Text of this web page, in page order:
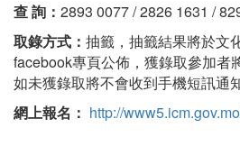
查 詢： 2893 0077 / 2826 1631 /
取錄方式： 抽籤，抽籤結果將於文
facebook專頁公佈，獲錄取參加者
如未獲錄取將不會收到手機短訊通
網上報名： http://